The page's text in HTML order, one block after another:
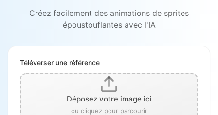
Créez facilement des animations de sprites
époustouflantes avec l'IA
Téléverser une référence
Déposez votre image ici
ou cliquez pour parcourir